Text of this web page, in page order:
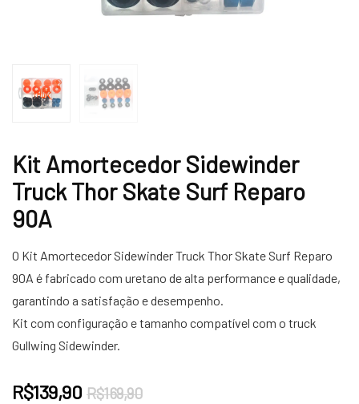
Kit Amortecedor Sidewinder
Truck Thor Skate Surf Reparo
90A
O Kit Amortecedor Sidewinder Truck Thor Skate Surf Reparo
90A é fabricado com uretano de alta performance e qualidade,
garantindo a satisfação e desempenho.
Kit com configuração e tamanho compatível com o truck
Gullwing Sidewinder.
R$169,90O
R$139,90
O